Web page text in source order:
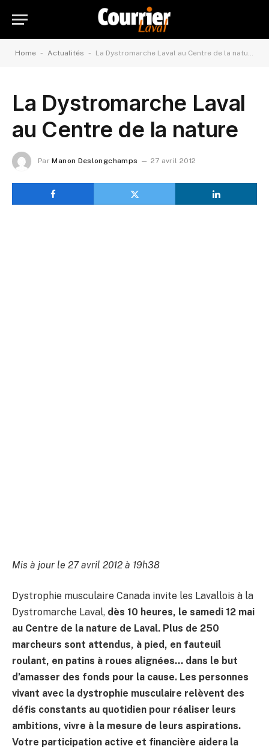
Home - Actualités - La Dystromarche Laval au Centre de la nature
La Dystromarche Laval
au Centre de la nature
Par Manon Deslongchamps 27 avril 2012
Mis à jour le 27 avril 2012 à 19h38
Dystrophie musculaire Canada invite les Lavallois à la
Dystromarche Laval, dès 10 heures, le samedi 12 mai
au Centre de la nature de Laval. Plus de 250
marcheurs sont attendus, à pied, en fauteuil
roulant, en patins à roues alignées… dans le but
d’amasser des fonds pour la cause. Les personnes
vivant avec la dystrophie musculaire relèvent des
défis constants au quotidien pour réaliser leurs
ambitions, vivre à la mesure de leurs aspirations.
Votre participation active et financière aidera la